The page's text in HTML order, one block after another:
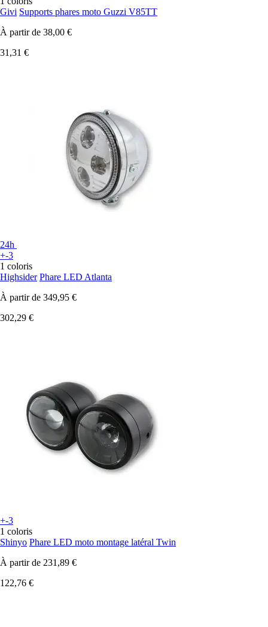
Givi Supports phares moto Guzzi V85TT
À partir de 38,00 €
31,31 €
24h
+-3
1 coloris
Highsider Phare LED Atlanta
À partir de 349,95 €
302,29 €
+-3
1 coloris
Shinyo Phare LED moto montage latéral Twin
À partir de 231,89 €
122,76 €